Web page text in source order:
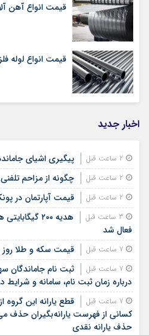
قیمت انواع آهن آلات
قیمت انواع لوله فلزی تیر
اخبار جدید
پیگیری اشیای
چگونه از مزاحم
قیمت آپارتمان در
هدیه ۲۰۰
فعال شد
قیمت سکه و طلا روز یکشنبه ۱۸
درباره زمان ثبت نام، سامانه و شرایط
کسانی از فهرست یارانه‌بگیران حذف
حذف یارانه نقدی